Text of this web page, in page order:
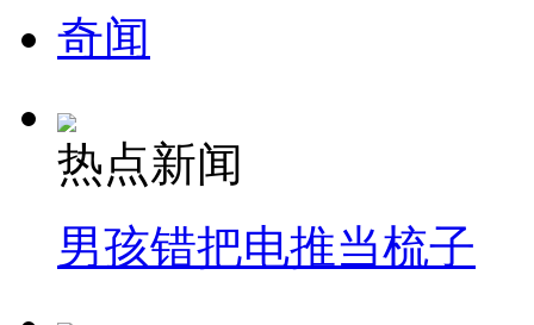
纽约上演“枕头大战”
奇闻
热点新闻
男孩错把电推当梳子